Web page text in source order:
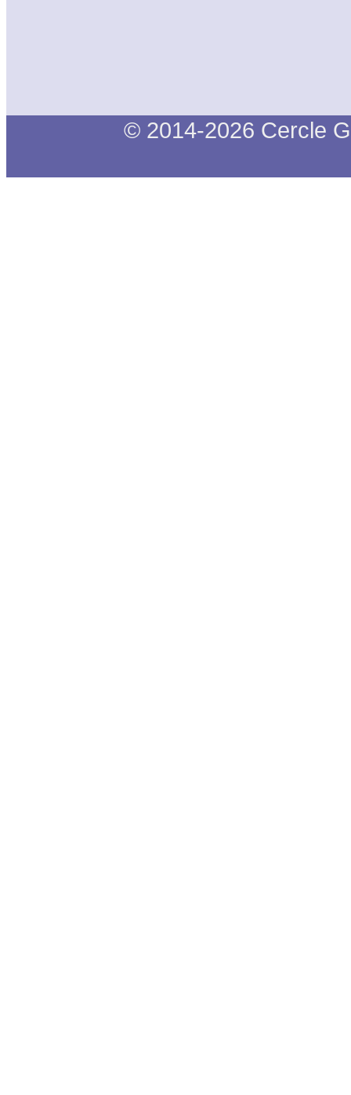
© 2014-2026 Cercle